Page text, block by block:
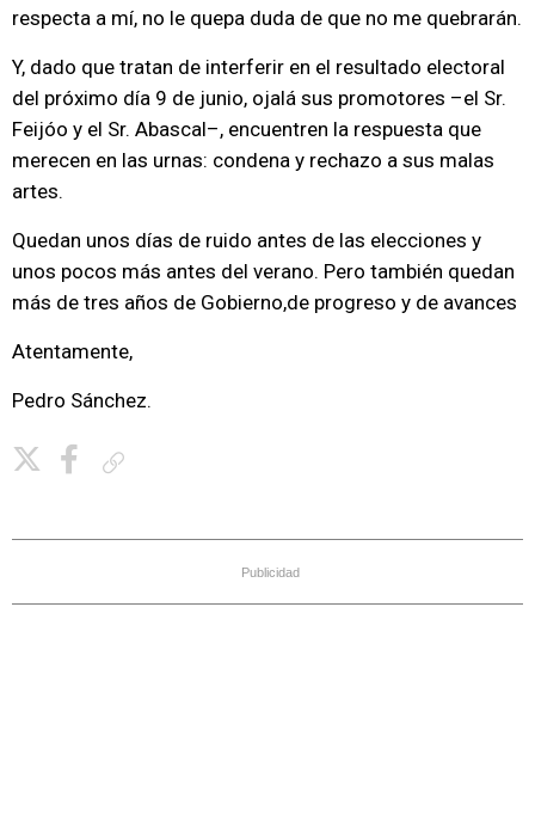
respecta a mí, no le quepa duda de que no me quebrarán.
Y, dado que tratan de interferir en el resultado electoral
del próximo día 9 de junio, ojalá sus promotores –el Sr.
Feijóo y el Sr. Abascal–, encuentren la respuesta que
merecen en las urnas: condena y rechazo a sus malas
artes.
Quedan unos días de ruido antes de las elecciones y
unos pocos más antes del verano. Pero también quedan
más de tres años de Gobierno,de progreso y de avances
Atentamente,
Pedro Sánchez.
Publicidad